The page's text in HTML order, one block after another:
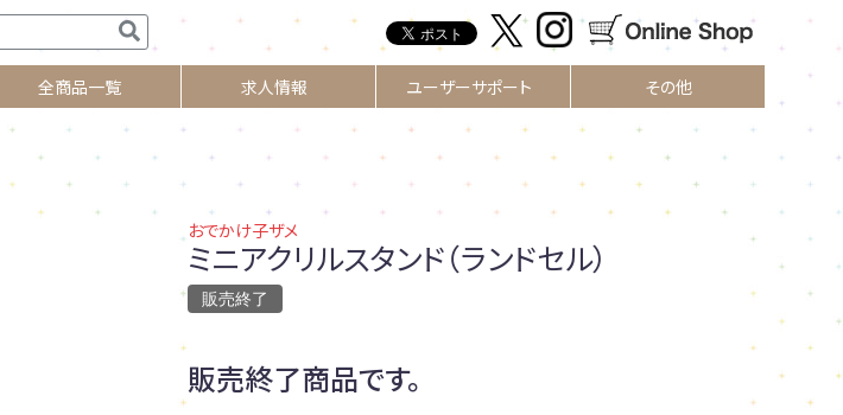
全商品一覧 求人情報 ユーザーサポート その他
おでかけ子ザメ
ミニアクリルスタンド（ランドセル）
販売終了
販売終了商品です。